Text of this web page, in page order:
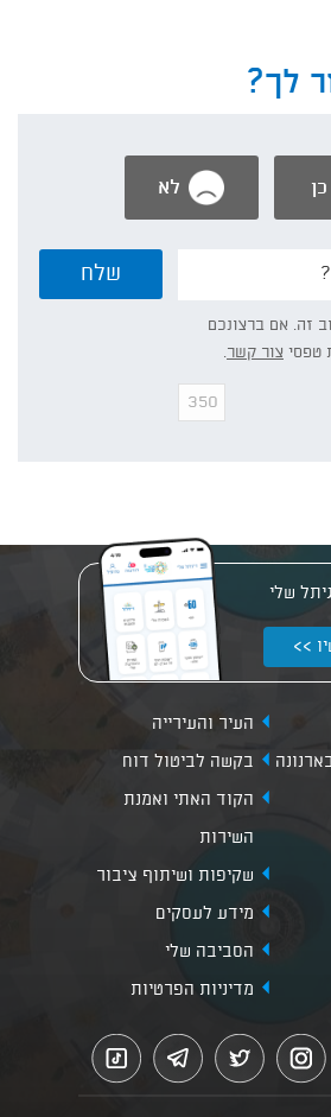
לך?
כן לא
שלח
זה. אם ברצונכם
טפסי צור קשר.
שלי
>>
העיר והעירייה
בקשה לביטול דוח
הקוד האתי ואמנת
השירות
שקיפות ושיתוף ציבור
מידע לעסקים
הסביבה שלי
מדיניות הפרטיות